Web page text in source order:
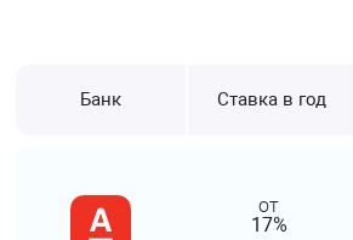
Банк Ставка в год
от
17%